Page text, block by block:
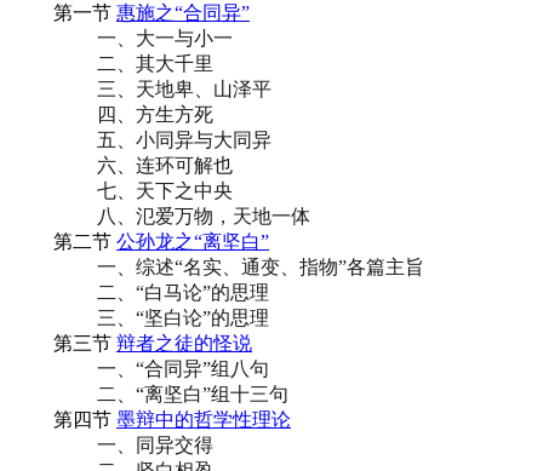
第一节 惠施之“合同异”
一、大一与小一
二、其大千里
三、天地卑、山泽平
四、方生方死
五、小同异与大同异
六、连环可解也
七、天下之中央
八、氾爱万物，天地一体
第二节 公孙龙之“离坚白”
一、综述“名实、通变、指物”各篇主旨
二、“白马论”的思理
三、“坚白论”的思理
第三节 辩者之徒的怪说
一、“合同异”组八句
二、“离坚白”组十三句
第四节 墨辩中的哲学性理论
一、同异交得